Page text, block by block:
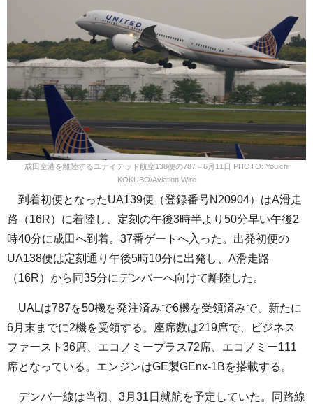
成田空港を離陸するユナイテッド航空138便の787＝6月11日 PHOTO: Youichi
KOKUBO/Aviation Wire
到着初便となったUA139便（登録番号N20904）はA滑走
路（16R）に着陸し、定刻の午後3時半より50分早い午後2
時40分に成田へ到着。37番ゲートへ入った。出発初便の
UA138便は定刻通り午後5時10分に出発し、A滑走路
（16R）から同35分にデンバーへ向けて離陸した。
UALは787を50機を発注済みで6機を受領済みで、新たに
6月末までに2機を受領する。座席数は219席で、ビジネス
ファースト36席、エコノミープラス72席、エコノミー111
席となっている。エンジンはGE製GEnx-1Bを搭載する。
デンバー線は当初、3月31日就航を予定していた。同路線